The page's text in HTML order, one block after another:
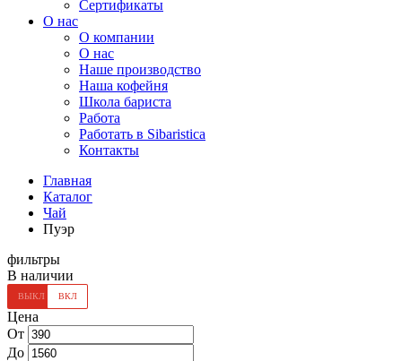
Сертификаты
О нас
O компании
О нас
Наше производство
Наша кофейня
Школа бариста
Работа
Работать в Sibaristica
Контакты
Главная
Каталог
Чай
Пуэр
фильтры
В наличии
Цена
От
До